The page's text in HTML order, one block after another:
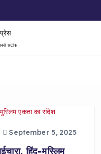
सटीक
September 5, 2025
हिंदू-मुस्लिम